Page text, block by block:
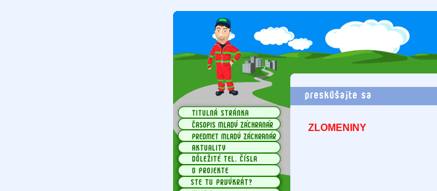
ZLOMENINY